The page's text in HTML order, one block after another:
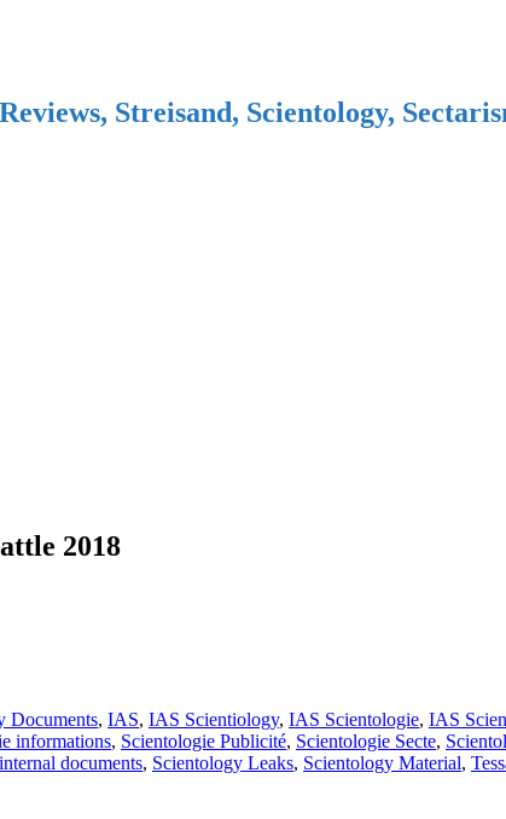
Streisand, Scientology,
2018
Documents, IAS, IAS Scientiology, IAS Scientologie, IAS
informations, Scientologie Publicité, Scientologie Secte,
documents, Scientology Leaks, Scientology Material,